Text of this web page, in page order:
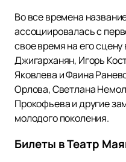
Во все времена
ассоциировалась с
свое время на его
Джигарханян, Игорь
Яковлева и Фаина
Орлова, Светлана
Прокофьева и другие
молодого поколения.
Билеты в Театр